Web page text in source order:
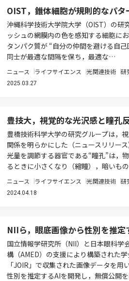
OIST，錐体細胞が規則的なパタ
沖縄科学技術大学院大学（OIST）の研
ッシュの網膜内の色を感知する細胞に
タンパク質が “自分の仲間を避ける自
同士が最適な間隔を保ち，最適な…
ニュース ライフサイエンス 光関連技術 研
2025.03.27
豊技大，視覚的な光沢感と瞳孔
豊橋技術科学大学の研究グループは，
関係を明らかにした（ニュースリリー
光量を調節する器官である“瞳孔”は，
るときに小さくなり（縮瞳），暗いも
ニュース ライフサイエンス 光関連技術 研
2024.04.18
NIIら，眼底画像から性別を推定
国立情報学研究所（NII）と日本眼科学
構（AMED）の支援により構築された
「JOIR」で収集された画像データを用
性別を推定するAIを開発し，無償公開